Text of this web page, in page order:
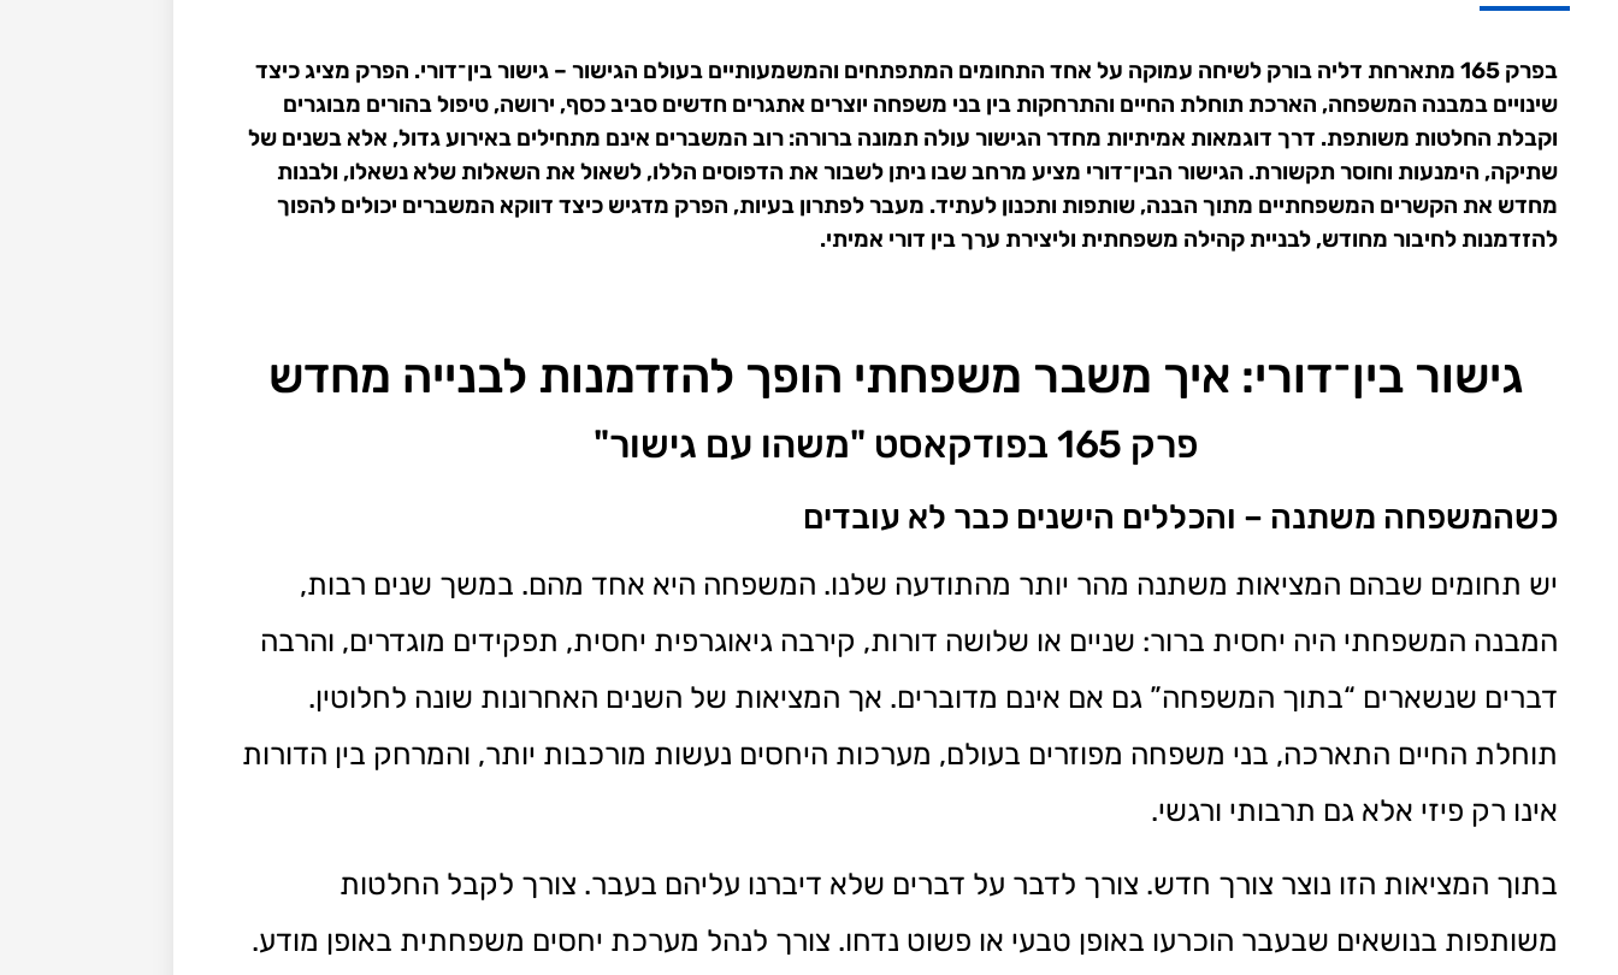
בפרק 165 מתארחת דליה בורק לשיחה עמוקה על אחד התחומים המתפתחים והמשמעותיים בעולם הגישור – גישור בין־דורי. הפרק מציג כיצד
שינויים במבנה המשפחה, הארכת תוחלת החיים והתרחקות בין בני משפחה יוצרים אתגרים חדשים סביב כסף, ירושה, טיפול בהורים מבוגרים
וקבלת החלטות משותפת. דרך דוגמאות אמיתיות מחדר הגישור עולה תמונה ברורה: רוב המשברים אינם מתחילים באירוע גדול, אלא בשנים של
שתיקה, הימנעות וחוסר תקשורת. הגישור הבין־דורי מציע מרחב שבו ניתן לשבור את הדפוסים הללו, לשאול את השאלות שלא נשאלו, ולבנות
מחדש את הקשרים המשפחתיים מתוך הבנה, שותפות ותכנון לעתיד. מעבר לפתרון בעיות, הפרק מדגיש כיצד דווקא המשברים יכולים להפוך
להזדמנות לחיבור מחודש, לבניית קהילה משפחתית וליצירת ערך בין דורי אמיתי.
גישור בין־דורי: איך משבר משפחתי הופך להזדמנות לבנייה מחדש
פרק 165 בפודקאסט "משהו עם גישור"
כשהמשפחה משתנה – והכללים הישנים כבר לא עובדים
יש תחומים שבהם המציאות משתנה מהר יותר מהתודעה שלנו. המשפחה היא אחד מהם. במשך שנים רבות,
המבנה המשפחתי היה יחסית ברור: שניים או שלושה דורות, קירבה גיאוגרפית יחסית, תפקידים מוגדרים, והרבה
דברים שנשארים “בתוך המשפחה” גם אם אינם מדוברים. אך המציאות של השנים האחרונות שונה לחלוטין.
תוחלת החיים התארכה, בני משפחה מפוזרים בעולם, מערכות היחסים נעשות מורכבות יותר, והמרחק בין הדורות
אינו רק פיזי אלא גם תרבותי ורגשי.
בתוך המציאות הזו נוצר צורך חדש. צורך לדבר על דברים שלא דיברנו עליהם בעבר. צורך לקבל החלטות
משותפות בנושאים שבעבר הוכרעו באופן טבעי או פשוט נדחו. צורך לנהל מערכת יחסים משפחתית באופן מודע.